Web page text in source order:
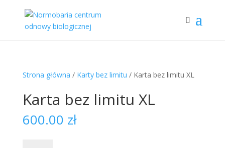
Strona główna / Karty bez limitu / Karta bez limitu XL
Karta bez limitu XL
600.00 zł